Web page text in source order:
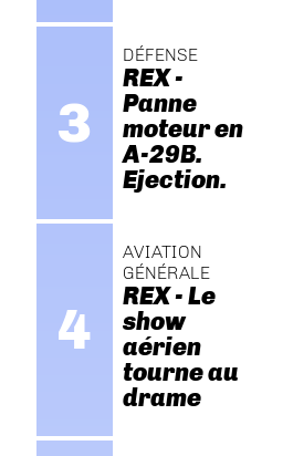
DÉFENSE
REX -
Panne
moteur en
A-29B.
Ejection.
AVIATION
GÉNÉRALE
REX - Le
show
aérien
tourne au
drame